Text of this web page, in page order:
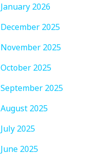
January 2026
December 2025
November 2025
October 2025
September 2025
August 2025
July 2025
June 2025